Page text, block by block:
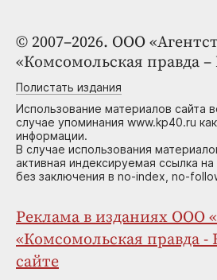
© 2007–2026. ООО
«Комсомольская правда –
Полистать издания
Использование материалов сайта
случае упоминания www.kp40.ru
информации.
В случае использования
активная индексируемая ссылка
без заключения в no-index, no-
Реклама в изданиях ООО
«Комсомольская правда -
сайте